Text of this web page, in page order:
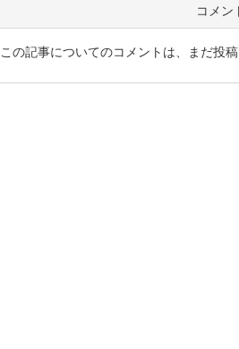
コメン
この記事についてのコメントは、まだ投稿